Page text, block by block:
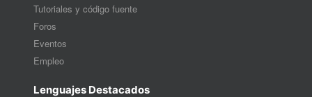
Tutoriales y código fuente
Foros
Eventos
Empleo
Lenguajes Destacados